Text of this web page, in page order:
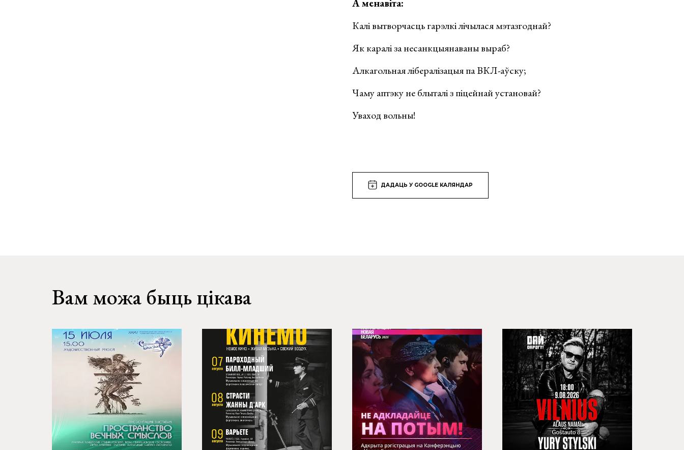
А менавіта:
Калі вытворчасць гарэлкі лічылася мэтазгоднай?
Як каралі за несанкцыянаваны выраб?
Алкагольная лібералізацыя па ВКЛ-аўску;
Чаму аптэку не блыталі з піцейнай установай?
Уваход вольны!
ДАДАЦЬ У GOOGLE КАЛЯНДАР
Вам можа быць цікава